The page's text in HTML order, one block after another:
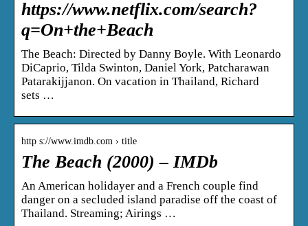
https://www.netflix.com/search?
q=On+the+Beach
The Beach: Directed by Danny Boyle. With Leonardo
DiCaprio, Tilda Swinton, Daniel York, Patcharawan
Patarakijjanon. On vacation in Thailand, Richard
sets …
http s://www.imdb.com › title
The Beach (2000) – IMDb
An American holidayer and a French couple find
danger on a secluded island paradise off the coast of
Thailand. Streaming; Airings …